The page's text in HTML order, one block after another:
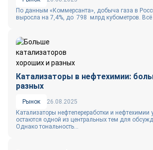
По данным «Коммерсанта», добыча газа в
выросла на 7,4%, до 798 млрд кубометров. Всё
Катализаторы в нефтехимии:
разных
Рынок
26.08.2025
Катализаторы нефтепереработки и нефтехимии
остаются одной из центральных тем для
Однако тональность...